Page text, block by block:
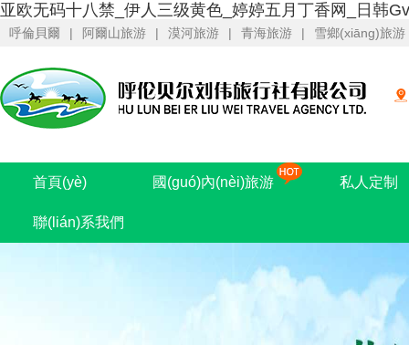
亚欧无码十八禁_伊人三级黄色_婷婷五月丁香网_日韩
呼倫貝爾 | 阿爾山旅游 | 漠河旅游 | 青海旅游 | 雪鄉(xiāng)旅游
首頁(yè) 國(guó)內(nèi)旅游 私人定制
聯(lián)系我們